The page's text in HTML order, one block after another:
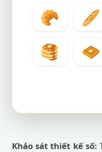
🥐
🥖
🥞
🧇
Khảo sát thiết kế số: